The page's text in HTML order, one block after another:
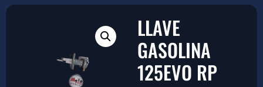
LLAVE
GASOLINA
125EVO RP